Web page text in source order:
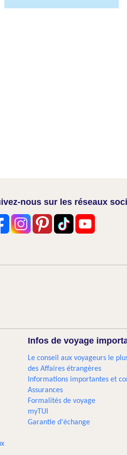
nous sur les réseaux
Infos de voyage
Le conseil aux voyageurs le
des Affaires étrangères
Informations importantes et
Assurances
Formalités de voyage
myTUI
Garantie d'échange